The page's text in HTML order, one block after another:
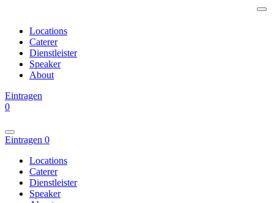
Locations
Caterer
Dienstleister
Speaker
About
Eintragen
0
Eintragen 0
Locations
Caterer
Dienstleister
Speaker